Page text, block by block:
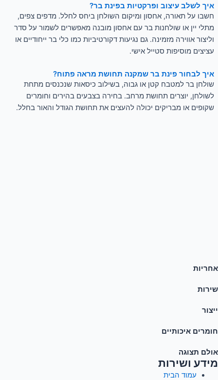
איך לשלב עיצוב ופרקטיות בפינת בר?
חשבו על תאורה, אחסון ומיקום השולחן ביחס לחלל. מדפים צפים,
מתלי יין או שולחנות בר עם אחסון מובנה מאפשרים לשמור על סדר
וליצור אווירה מזמינה. גם נגיעות דקורטיביות כמו כלי בר ייחודיים או
עציצים מוסיפות סטייל אישי.
איך לבחור פינת בר שמקנה תחושת מראה פתוח?
שולחן בר למטבח קטן או גבוה, בשילוב כיסאות שנכנסים מתחת
לשולחן, יוצרים תחושת מרחב. בחירה בצבעים בהירים וחומרים
שקופים או מבריקים יכולה להעצים את תחושת הגודל והאור בחלל.
אחריות
שירות
ייצור
חומרים איכותיים
אולם תצוגה
מידע ושירות
עמוד הבית